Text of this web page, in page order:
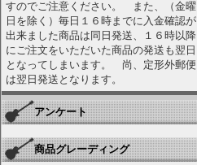
すのでご注意ください。 また、（金曜
日を除く）毎日１６時までに入金確認が
出来ました商品は同日発送、１６時以降
にご注文をいただいた商品の発送も翌日
となってしまいます。 尚、定形外郵便
は翌日発送となります。
アンケート
商品グレーディング